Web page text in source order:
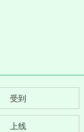
受到
上线